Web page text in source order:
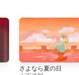
さよなら夏の日